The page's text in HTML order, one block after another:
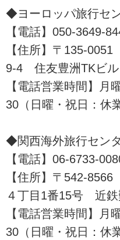
◆ヨーロッパ旅行セ
【電話】050-3649-
【住所】〒135-
9-4 住友豊洲TKビル
【電話営業時間】月
30（日曜・祝日：休業
◆関西海外旅行セン
【電話】06-6733-
【住所】〒542-
４丁目1番15号 近鉄
【電話営業時間】月
30（日曜・祝日：休業